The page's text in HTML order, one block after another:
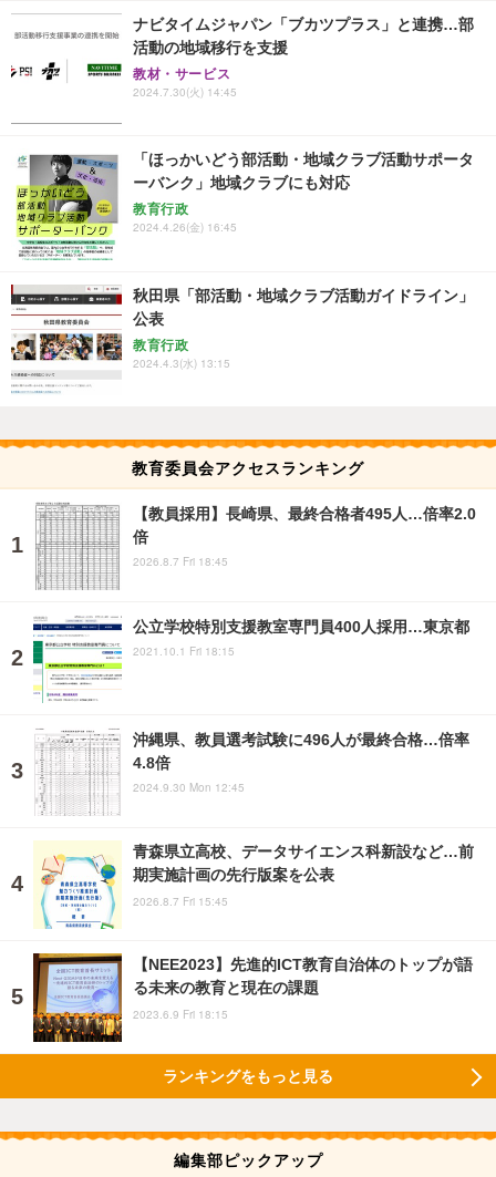
ナビタイムジャパン「ブカツプラス」と連携…部
活動の地域移行を支援
教材・サービス
2024.7.30(火) 14:45
「ほっかいどう部活動・地域クラブ活動サポータ
ーバンク」地域クラブにも対応
教育行政
2024.4.26(金) 16:45
秋田県「部活動・地域クラブ活動ガイドライン」
公表
教育行政
2024.4.3(水) 13:15
教育委員会アクセスランキング
【教員採用】長崎県、最終合格者495人…倍率2.0
倍
2026.8.7 Fri 18:45
公立学校特別支援教室専門員400人採用…東京都
2021.10.1 Fri 18:15
沖縄県、教員選考試験に496人が最終合格…倍率
4.8倍
2024.9.30 Mon 12:45
青森県立高校、データサイエンス科新設など…前
期実施計画の先行版案を公表
2026.8.7 Fri 15:45
【NEE2023】先進的ICT教育自治体のトップが語
る未来の教育と現在の課題
2023.6.9 Fri 18:15
ランキングをもっと見る
編集部ピックアップ